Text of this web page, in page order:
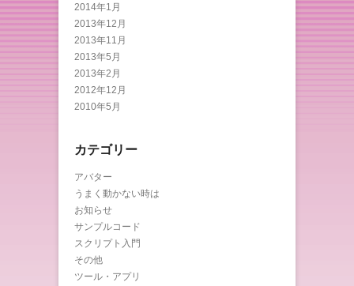
2014年1月
2013年12月
2013年11月
2013年5月
2013年2月
2012年12月
2010年5月
カテゴリー
アバター
うまく動かない時は
お知らせ
サンプルコード
スクリプト入門
その他
ツール・アプリ